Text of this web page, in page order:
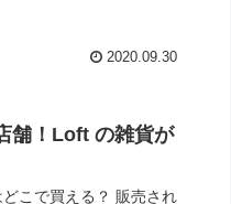
2020.09.30
舗！Loft の雑貨が
こで買える？ 販売され